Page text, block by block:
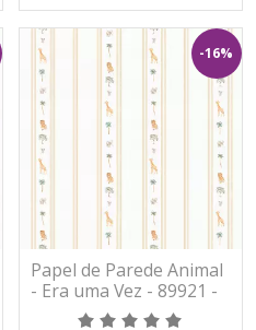
-16%
Papel de Parede Animal
- Era uma Vez - 89921 -
Vinílico